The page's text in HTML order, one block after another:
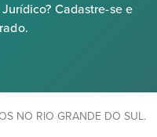
Cadastre-se e
NO RIO GRANDE DO SUL.